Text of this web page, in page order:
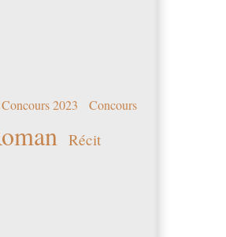
Concours 2023 Concours
Récit